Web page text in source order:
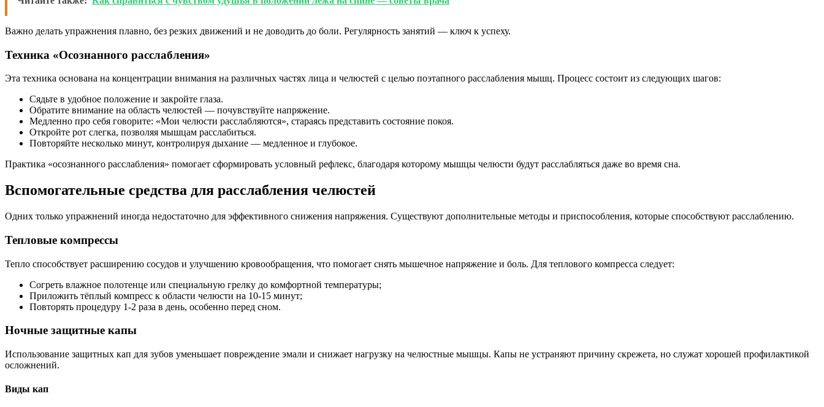
Важно делать упражнения плавно, без резких движений и не доводить до боли. Регулярность занятий — ключ к успеху.
Техника «Осознанного расслабления»
Эта техника основана на концентрации внимания на различных частях лица и челюстей с целью поэтапного расслабления мышц. Процесс состоит из следующих шагов:
Сядьте в удобное положение и закройте глаза.
Обратите внимание на область челюстей — почувствуйте напряжение.
Медленно про себя говорите: «Мои челюсти расслабляются», стараясь представить состояние покоя.
Откройте рот слегка, позволяя мышцам расслабиться.
Повторяйте несколько минут, контролируя дыхание — медленное и глубокое.
Практика «осознанного расслабления» помогает сформировать условный рефлекс, благодаря которому мышцы челюсти будут расслабляться даже во время сна.
Вспомогательные средства для расслабления челюстей
Одних только упражнений иногда недостаточно для эффективного снижения напряжения. Существуют дополнительные методы и приспособления, которые способствуют расслаблению.
Тепловые компрессы
Тепло способствует расширению сосудов и улучшению кровообращения, что помогает снять мышечное напряжение и боль. Для теплового компресса следует:
Согреть влажное полотенце или специальную грелку до комфортной температуры;
Приложить тёплый компресс к области челюсти на 10-15 минут;
Повторять процедуру 1-2 раза в день, особенно перед сном.
Ночные защитные капы
Использование защитных кап для зубов уменьшает повреждение эмали и снижает нагрузку на челюстные мышцы. Капы не устраняют причину скрежета, но служат хорошей профилактикой
осложнений.
Виды кап